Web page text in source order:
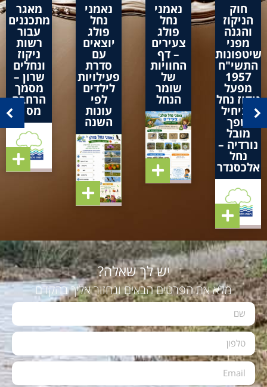
חוק
הניקוז
והגנה
מפני
שיטפונות
התשי"ח
1957
מפעל
ניקוז נחל
אביחיל
שפך
מובל
נורדיה –
נחל
אלכסנדר
נאמני
נחל
פולג
צעירים
– דף
החוויות
של
שומר
הנחל
נאמני
נחל
פולג
יוצאים
עם
סדרת
פעילויות
לילדים
לפי
עונות
השנה
מאגר
מתכננים
עבור
רשות
ניקוז
ונחלים
שרון –
מסמך
הרחבה
מס 1
יש לך שאלה?
מלא את הפרטים הבאים ונחזור אליך בהקדם